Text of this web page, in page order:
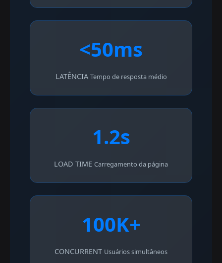
<50ms
LATÊNCIA Tempo de resposta médio
1.2s
LOAD TIME Carregamento da página
100K+
CONCURRENT Usuários simultâneos